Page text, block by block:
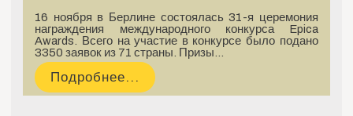
16 ноября в Берлине состоялась 31-я церемония
награждения международного конкурса Epica
Awards. Всего на участие в конкурсе было подано
3350 заявок из 71 страны. Призы…
Подробнее...